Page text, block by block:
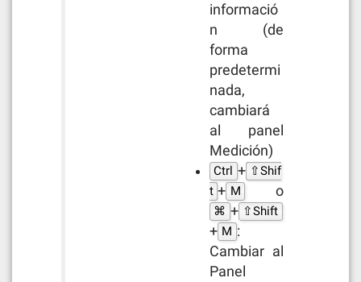
informació
n (de
forma
predetermi
nada,
cambiará
al panel
Medición)
Ctrl + ⇧Shif
t + M o
⌘ + ⇧Shift
+ M :
Cambiar al
Panel